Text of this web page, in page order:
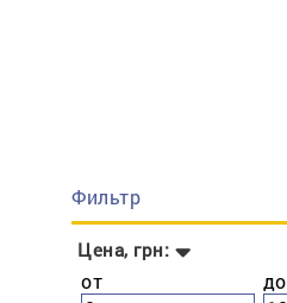
Фильтр
Цена, грн:
от до